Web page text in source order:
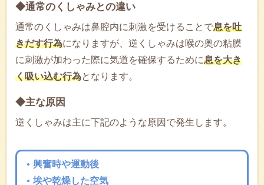
◆通常のくしゃみとの違い
通常のくしゃみは鼻腔内に刺激を受けることで息を吐
きだす行為になりますが、逆くしゃみは喉の奥の粘膜
に刺激が加わった際に気道を確保するために息を大き
く吸い込む行為となります。
◆主な原因
逆くしゃみは主に下記のような原因で発生します。
興奮時や運動後
埃や乾燥した空気